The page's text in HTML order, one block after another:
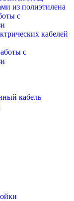
из полиэтилена
с
кабелей
с
кабель